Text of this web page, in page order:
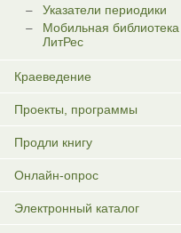
Указатели периодики
Мобильная библиотека
ЛитРес
Краеведение
Проекты, программы
Продли книгу
Онлайн-опрос
Электронный каталог